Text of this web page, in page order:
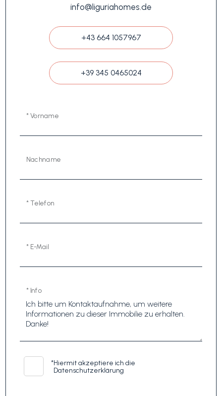
info@liguriahomes.de
+43 664 1057967
+39 345 0465024
* Vorname
Nachname
* Telefon
* E-Mail
* Info
*Hiermit akzeptiere ich die
Datenschutzerklärung